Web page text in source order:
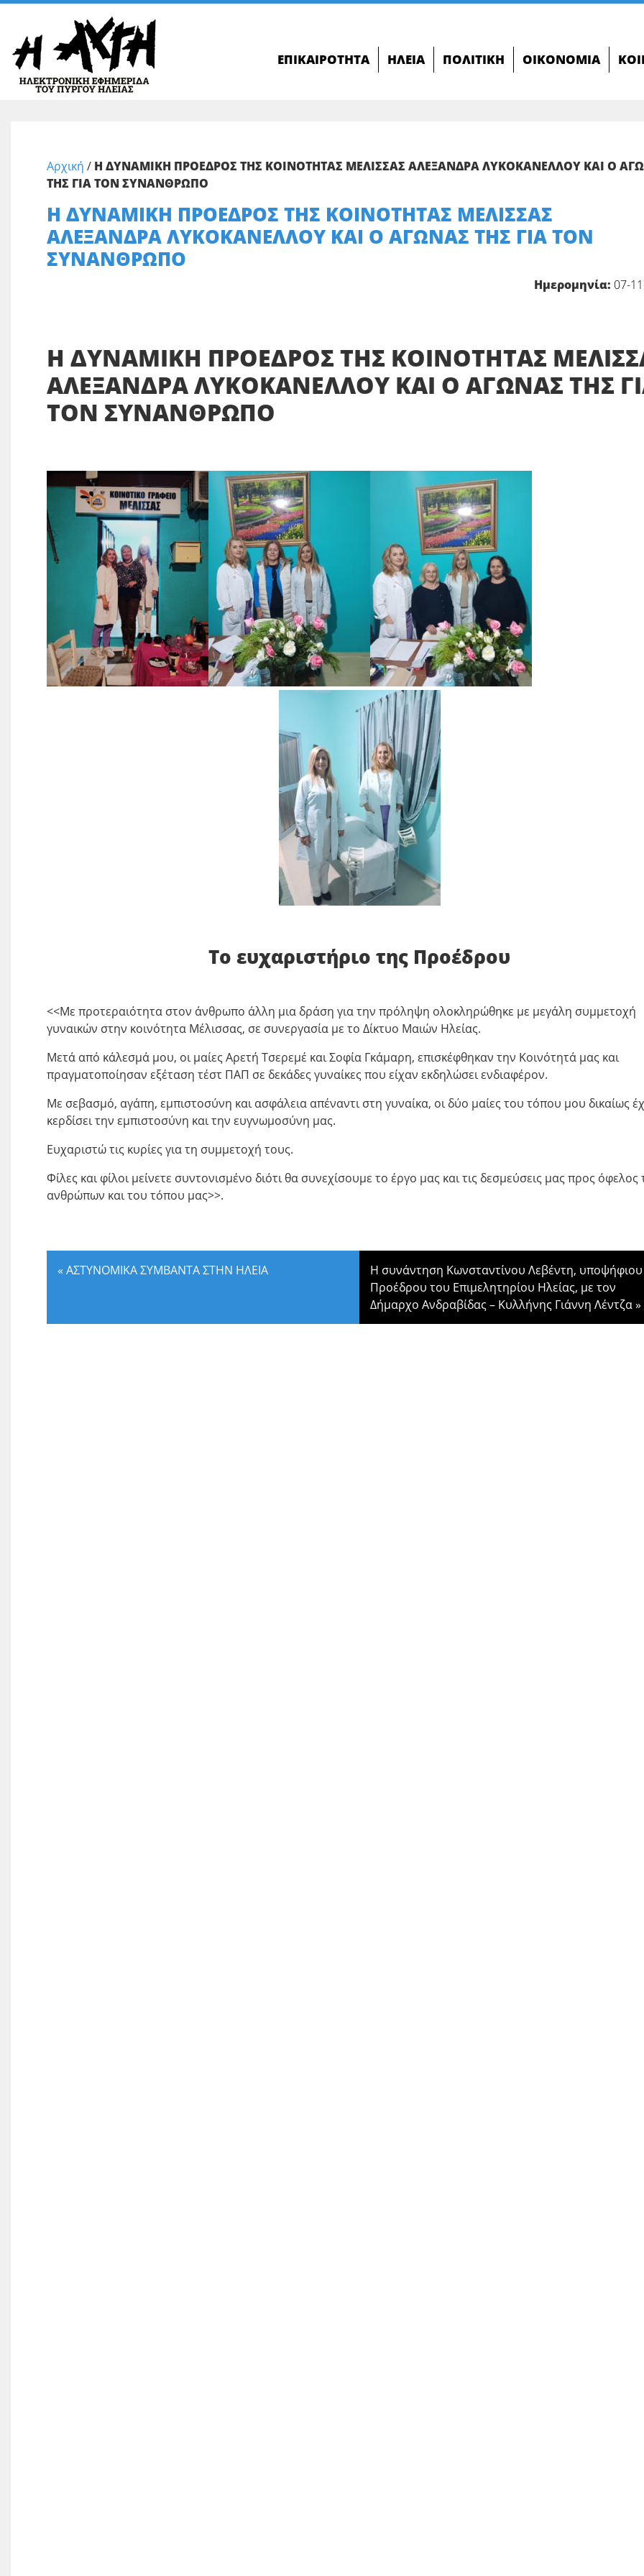
ΕΠΙΚΑΙΡΌΤΗΤΑ ΗΛΕΊΑ ΠΟΛΙΤΙΚΉ ΟΙΚΟΝΟΜΊΑ
Αρχική / Η ΔΥΝΑΜΙΚΗ ΠΡΟΕΔΡΟΣ ΤΗΣ ΚΟΙΝΟΤΗΤΑΣ ΜΕΛΙΣΣΑΣ ΑΛΕΞΑΝΔΡΑ ΛΥΚΟΚΑΝΕΛΛΟΥ ΚΑΙ Ο
ΤΗΣ ΓΙΑ ΤΟΝ ΣΥΝΑΝΘΡΩΠΟ
Η ΔΥΝΑΜΙΚΗ ΠΡΟΕΔΡΟΣ ΤΗΣ ΚΟΙΝΟΤΗΤΑΣ ΜΕΛΙΣΣΑΣ
ΑΛΕΞΑΝΔΡΑ ΛΥΚΟΚΑΝΕΛΛΟΥ ΚΑΙ Ο ΑΓΩΝΑΣ ΤΗΣ ΓΙΑ ΤΟΝ
ΣΥΝΑΝΘΡΩΠΟ
Ημερομηνία: 07-
Η ΔΥΝΑΜΙΚΗ ΠΡΟΕΔΡΟΣ ΤΗΣ ΚΟΙΝΟΤΗΤΑΣ
ΑΛΕΞΑΝΔΡΑ ΛΥΚΟΚΑΝΕΛΛΟΥ ΚΑΙ Ο ΑΓΩΝΑΣ ΤΗΣ
ΤΟΝ ΣΥΝΑΝΘΡΩΠΟ
Το ευχαριστήριο της Προέδρου
<<Με προτεραιότητα στον άνθρωπο άλλη μια δράση για την πρόληψη ολοκληρώθηκε με μεγάλη συμμετοχή
γυναικών στην κοινότητα Μέλισσας, σε συνεργασία με το Δίκτυο Μαιών Ηλείας.
Μετά από κάλεσμά μου, οι μαίες Αρετή Τσερεμέ και Σοφία Γκάμαρη, επισκέφθηκαν την Κοινότητά μας και
πραγματοποίησαν εξέταση τέστ ΠΑΠ σε δεκάδες γυναίκες που είχαν εκδηλώσει ενδιαφέρον.
Με σεβασμό, αγάπη, εμπιστοσύνη και ασφάλεια απέναντι στη γυναίκα, οι δύο μαίες του τόπου μου δικαίως
κερδίσει την εμπιστοσύνη και την ευγνωμοσύνη μας.
Ευχαριστώ τις κυρίες για τη συμμετοχή τους.
Φίλες και φίλοι μείνετε συντονισμένο διότι θα συνεχίσουμε το έργο μας και τις δεσμεύσεις μας προς όφελος
ανθρώπων και του τόπου μας>>.
« ΑΣΤΥΝΟΜΙΚΑ ΣΥΜΒΑΝΤΑ ΣΤΗΝ ΗΛΕΙΑ
Η συνάντηση Κωνσταντίνου Λεβέντη, υποψήφιου
Προέδρου του Επιμελητηρίου Ηλείας, με τον
Δήμαρχο Ανδραβίδας – Κυλλήνης Γιάννη Λέντζα»